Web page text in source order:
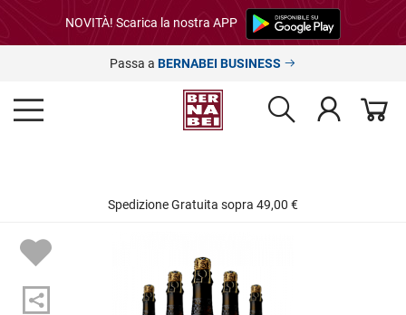
NOVITÀ! Scarica la nostra APP
Passa a BERNABEI BUSINESS
Spedizione Gratuita sopra 49,00 €